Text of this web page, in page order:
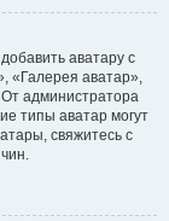
аватару с
«Галерея аватар»,
администратора
типы аватар могут
свяжитесь с